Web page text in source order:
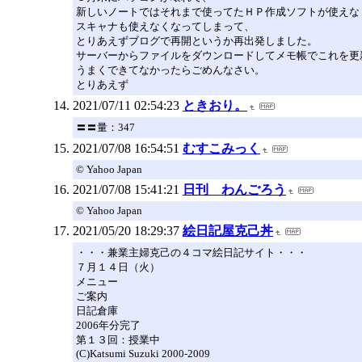
新しいノートではそれまで使ってたＨＰ作成ソフトが使えな
スキャナも使えなくなってしまって、
とりあえずブログで再開というか再出発しました。
サーバーからファイルをダウンロードしてメモ帳でこれを
うまくできてなかったらごめんなさい。
とりあえず
2021/07/11 02:54:23 ときおり。
〓〓量：347
2021/07/08 16:54:51 むすこみっく
© Yahoo Japan
2021/07/08 15:41:21 日刊 わんごろう
© Yahoo Japan
2021/05/20 18:29:37 絵日記屋克己丼
・・・兼業主婦克己の４コマ絵日記サイト・・・
７月１４日（火）
メニュー
ご案内
日記倉庫
2006年分完了
第１３回：授業中
(C)Katsumi Suzuki 2000-2009